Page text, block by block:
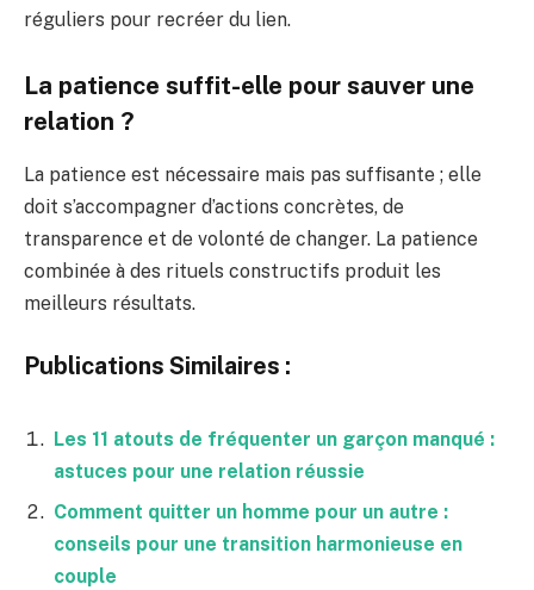
réguliers pour recréer du lien.
La patience suffit-elle pour sauver une
relation ?
La patience est nécessaire mais pas suffisante ; elle
doit s’accompagner d’actions concrètes, de
transparence et de volonté de changer. La patience
combinée à des rituels constructifs produit les
meilleurs résultats.
Publications Similaires :
Les 11 atouts de fréquenter un garçon manqué :
astuces pour une relation réussie
Comment quitter un homme pour un autre :
conseils pour une transition harmonieuse en
couple